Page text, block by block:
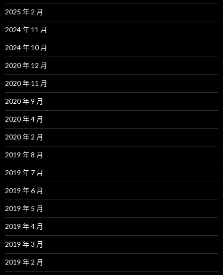
2025 年 2 月
2024 年 11 月
2024 年 10 月
2020 年 12 月
2020 年 11 月
2020 年 9 月
2020 年 4 月
2020 年 2 月
2019 年 8 月
2019 年 7 月
2019 年 6 月
2019 年 5 月
2019 年 4 月
2019 年 3 月
2019 年 2 月